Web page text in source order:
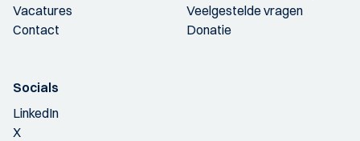
Vacatures
Contact
Veelgestelde vragen
Donatie
Socials
LinkedIn
X